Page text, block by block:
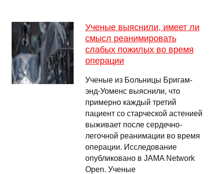
Ученые выяснили, имеет ли
смысл реанимировать
слабых пожилых во время
операции
Ученые из Больницы Бригам-
энд-Уоменс выяснили, что
примерно каждый третий
пациент со старческой астенией
выживает после сердечно-
легочной реанимации во время
операции. Исследование
опубликовано в JAMA Network
Open. Ученые